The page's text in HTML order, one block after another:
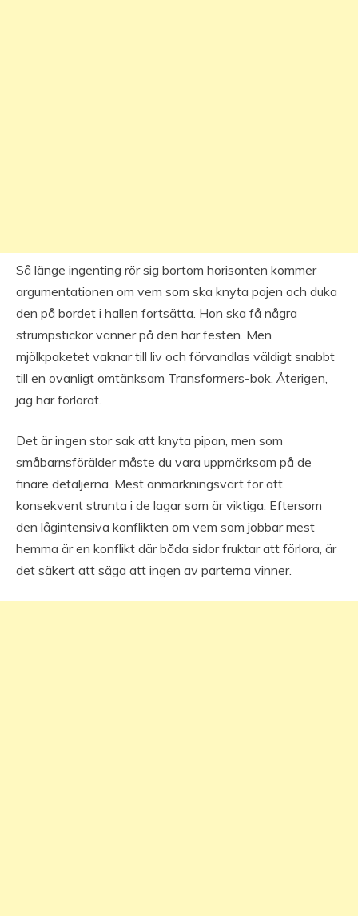
Så länge ingenting rör sig bortom horisonten kommer
argumentationen om vem som ska knyta pajen och duka
den på bordet i hallen fortsätta. Hon ska få några
strumpstickor vänner på den här festen. Men
mjölkpaketet vaknar till liv och förvandlas väldigt snabbt
till en ovanligt omtänksam Transformers-bok. Återigen,
jag har förlorat.
Det är ingen stor sak att knyta pipan, men som
småbarnsförälder måste du vara uppmärksam på de
finare detaljerna. Mest anmärkningsvärt för att
konsekvent strunta i de lagar som är viktiga. Eftersom
den lågintensiva konflikten om vem som jobbar mest
hemma är en konflikt där båda sidor fruktar att förlora, är
det säkert att säga att ingen av parterna vinner.